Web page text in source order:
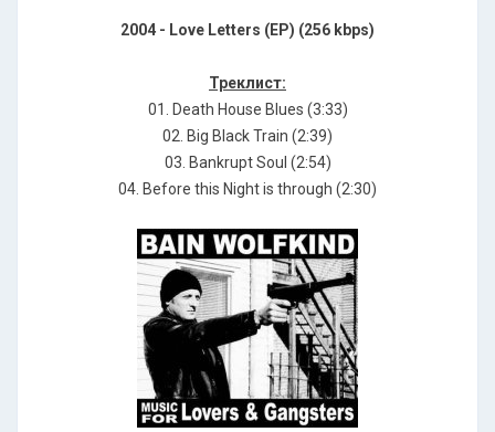
2004 - Love Letters (EP) (256 kbps)
Треклист:
01. Death House Blues (3:33)
02. Big Black Train (2:39)
03. Bankrupt Soul (2:54)
04. Before this Night is through (2:30)